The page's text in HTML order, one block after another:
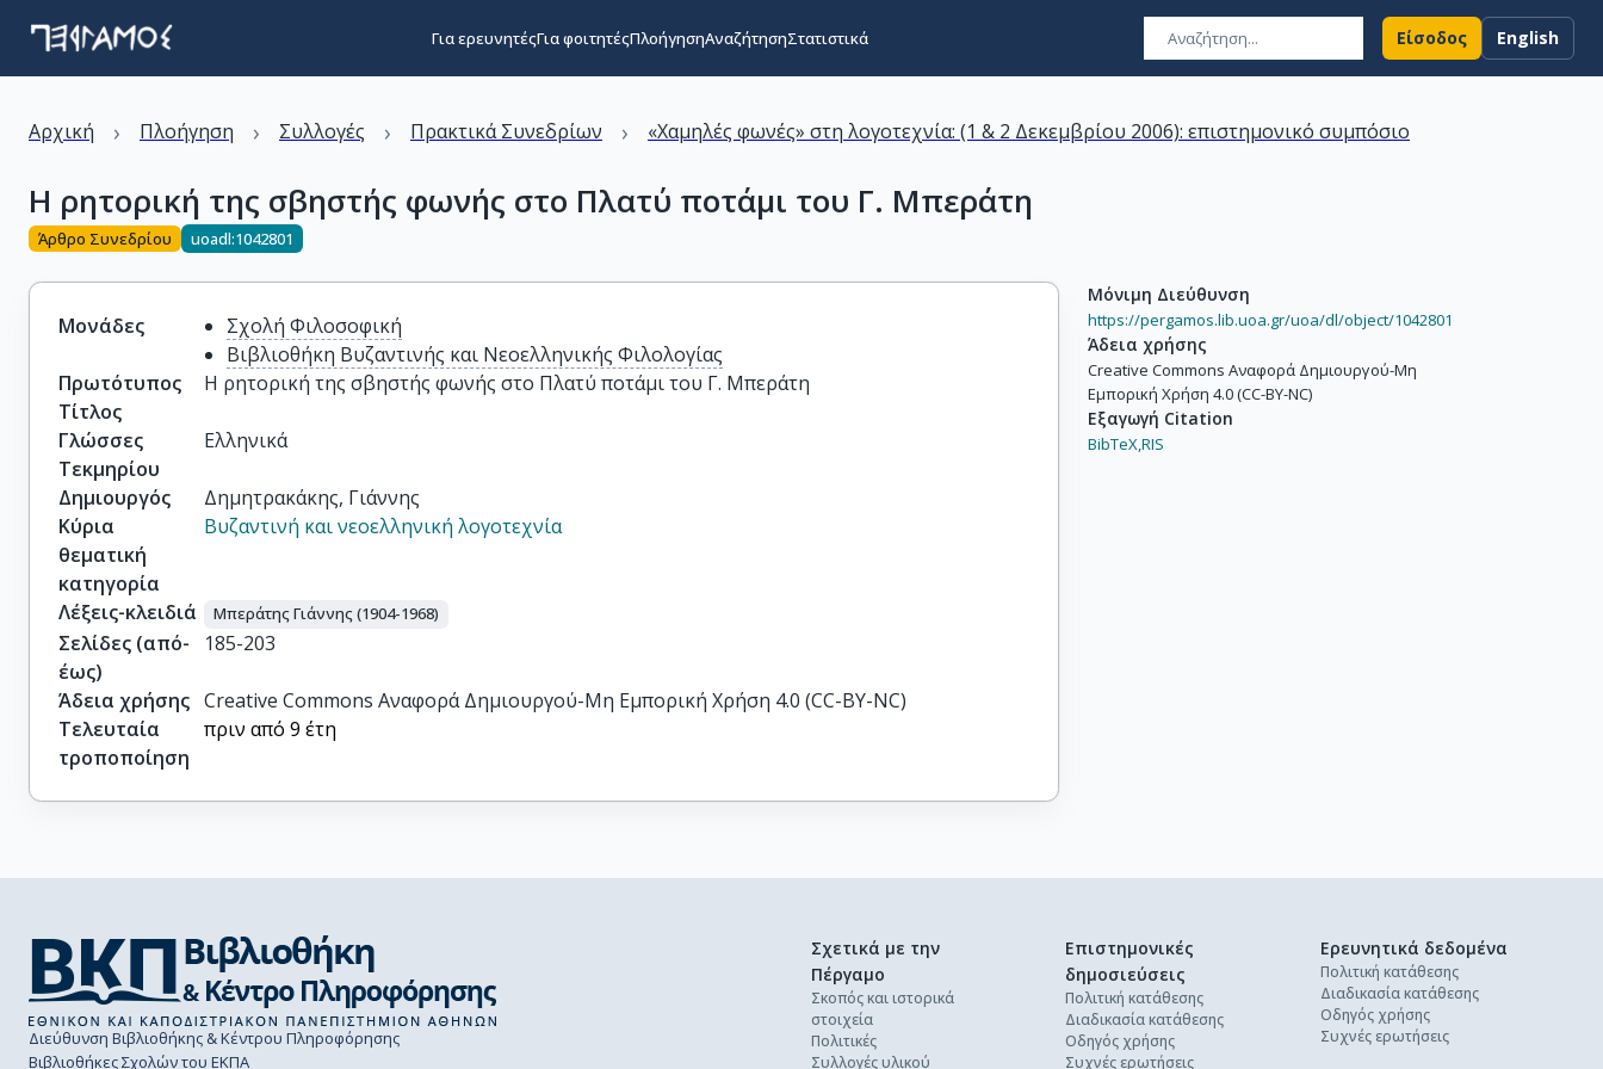
Για ερευνητέςΓια φοιτητέςΠλοήγησηΑναζήτησηΣτατιστικά Είσοδος English
Αρχική › Πλοήγηση › Συλλογές › Πρακτικά Συνεδρίων › «Χαμηλές φωνές» στη λογοτεχνία: (1 & 2 Δεκεμβρίου 2006): επιστημονικό συμπόσιο
Η ρητορική της σβηστής φωνής στο Πλατύ ποτάμι του Γ. Μπεράτη
Άρθρο Συνεδρίου uoadl:1042801
Μονάδες
Σχολή Φιλοσοφική
Βιβλιοθήκη Βυζαντινής και Νεοελληνικής Φιλολογίας
Πρωτότυπος
Τίτλος
Η ρητορική της σβηστής φωνής στο Πλατύ ποτάμι του Γ. Μπεράτη
Γλώσσες
Τεκμηρίου
Ελληνικά
Δημιουργός
Δημητρακάκης, Γιάννης
Κύρια
θεματική
κατηγορία
Βυζαντινή και νεοελληνική λογοτεχνία
Λέξεις-κλειδιά Μπεράτης Γιάννης (1904-1968)
Σελίδες (από-
έως)
185-203
Άδεια χρήσης Creative Commons Αναφορά Δημιουργού-Μη Εμπορική Χρήση 4.0 (CC-BY-NC)
Τελευταία
τροποποίηση
πριν από 9 έτη
Μόνιμη Διεύθυνση
https://pergamos.lib.uoa.gr/uoa/dl/object/1042801
Άδεια χρήσης
Creative Commons Αναφορά Δημιουργού-Μη
Εμπορική Χρήση 4.0 (CC-BY-NC)
Εξαγωγή Citation
BibTeX,RIS
Διεύθυνση Βιβλιοθήκης & Κέντρου Πληροφόρησης
Βιβλιοθήκες Σχολών του ΕΚΠΑ
Σχετικά με την
Πέργαμο
Σκοπός και ιστορικά
στοιχεία
Πολιτικές
Συλλογές υλικού
Επιστημονικές
δημοσιεύσεις
Πολιτική κατάθεσης
Διαδικασία κατάθεσης
Οδηγός χρήσης
Συχνές ερωτήσεις
Ερευνητικά δεδομένα
Πολιτική κατάθεσης
Διαδικασία κατάθεσης
Οδηγός χρήσης
Συχνές ερωτήσεις